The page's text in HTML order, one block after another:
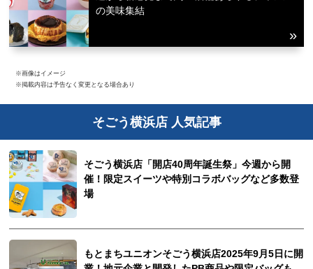
の美味集結
※画像はイメージ
※掲載内容は予告なく変更となる場合あり
そごう横浜店 人気記事
そごう横浜店「開店40周年誕生祭」今週から開
催！限定スイーツや特別コラボバッグなど多数登
場
もとまちユニオンそごう横浜店2025年9月5日に開